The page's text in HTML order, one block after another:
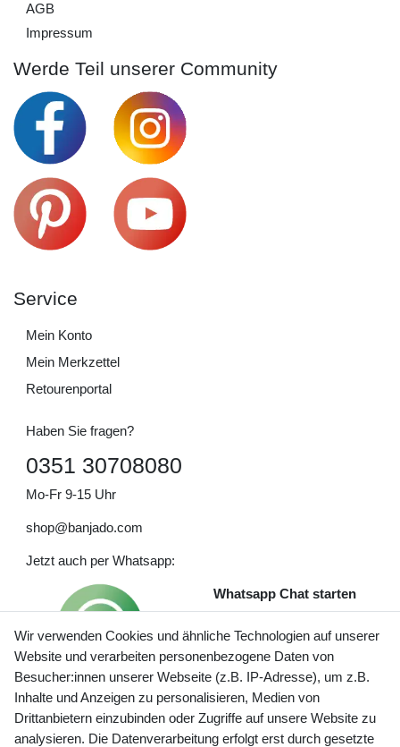
AGB
Impressum
Werde Teil unserer Community
Service
Mein Konto
Mein Merkzettel
Retourenportal
Haben Sie fragen?
0351 30708080
Mo-Fr 9-15 Uhr
shop@banjado.com
Jetzt auch per Whatsapp:
Whatsapp Chat starten
Preisangaben inkl. gesetzl. MwSt. und zzgl. Service- und
Versandkosten
Wir verwenden Cookies und ähnliche Technologien auf unserer
Website und verarbeiten personenbezogene Daten von
Besucher:innen unserer Webseite (z.B. IP-Adresse), um z.B.
Inhalte und Anzeigen zu personalisieren, Medien von
Drittanbietern einzubinden oder Zugriffe auf unsere Website zu
analysieren. Die Datenverarbeitung erfolgt erst durch gesetzte